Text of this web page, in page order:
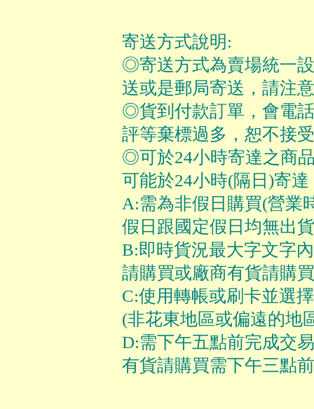
寄送方式說明:
◎寄送方式為賣場統一
送或是郵局寄送，請注
◎貨到付款訂單，會電
評等棄標過多，恕不接
◎可於24小時寄達之商
可能於24小時(隔日)寄達
A:需為非假日購買(營業
假日跟國定假日均無出
B:即時貨況最大字文字
請購買或廠商有貨請購
C:使用轉帳或刷卡並選
(非花東地區或偏遠的地
D:需下午五點前完成交
有貨請購買需下午三點